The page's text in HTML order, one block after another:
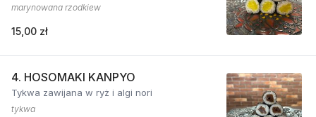
marynowana rzodkiew
15,00 zł
4. HOSOMAKI KANPYO
Tykwa zawijana w ryż i algi nori
tykwa